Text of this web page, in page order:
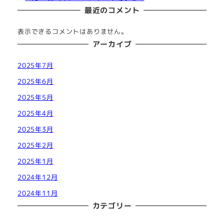
最近のコメント
表示できるコメントはありません。
アーカイブ
2025年7月
2025年6月
2025年5月
2025年4月
2025年3月
2025年2月
2025年1月
2024年12月
2024年11月
カテゴリー